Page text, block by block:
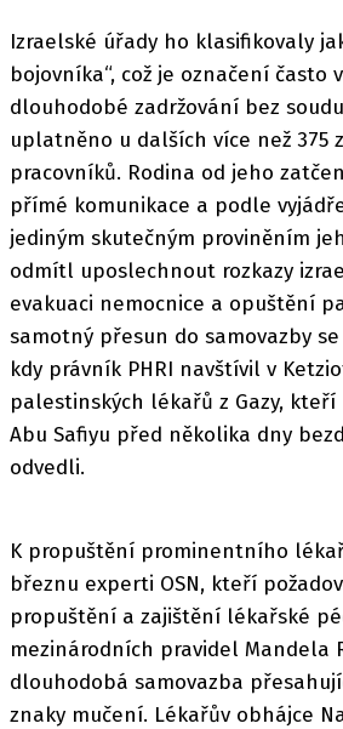
Izraelské úřady ho klasifikovaly
bojovníka“, což je označení často
dlouhodobé zadržování bez
uplatněno u dalších více než 375
pracovníků. Rodina od jeho
přímé komunikace a podle
jediným skutečným proviněním
odmítl uposlechnout rozkazy
evakuaci nemocnice a opuštění
samotný přesun do samovazby
kdy právník PHRI navštívil v
palestinských lékařů z Gazy, kteří
Abu Safiyu před několika dny
odvedli.
K propuštění prominentního
březnu experti OSN, kteří
propuštění a zajištění lékařské
mezinárodních pravidel Mandela
dlouhodobá samovazba
znaky mučení. Lékařův obhájce